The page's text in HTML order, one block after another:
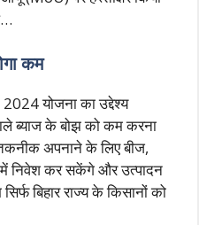
कम
योजना का उद्देश्य
ब्याज के बोझ को कम करना
अपनाने के लिए बीज,
निवेश कर सकेंगे और उत्पादन
बिहार राज्य के किसानों को